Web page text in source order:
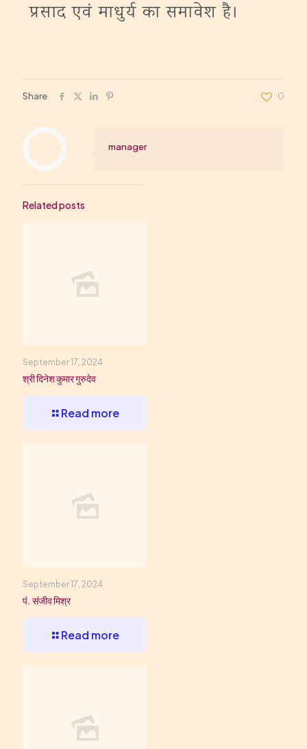
प्रसाद एवं माधुर्य का समावेश है।
Share 0
manager
Related posts
September 17, 2024
श्री दिनेश कुमार गुरुदेव
Read more
September 17, 2024
पं. संजीव मिश्र
Read more